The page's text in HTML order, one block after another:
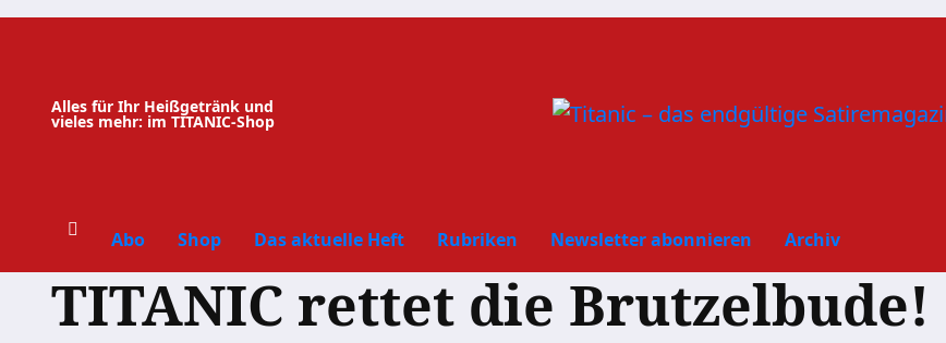
Zum
Alles für Ihr Heißgetränk und
vieles mehr: im TITANIC-Shop
Abo Shop Das aktuelle Heft Rubriken Newsletter abonnieren Archiv
TITANIC rettet die Brutzelbude!